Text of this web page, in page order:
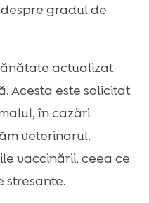
gradul de
actualizat
Acesta este solicitat
în cazări
veterinarul.
vaccinării, ceea ce
stresante.